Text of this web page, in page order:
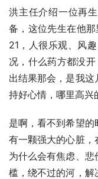
洪主任介绍一位再
备，这位先生在他
21，人很乐观、风
况，什么药方都没
出结果那会，是我
持好心情，哪里高兴
是啊，看不到希望
有一颗强大的心脏，
为什么会有焦虑、
槛，绕不过的河，解